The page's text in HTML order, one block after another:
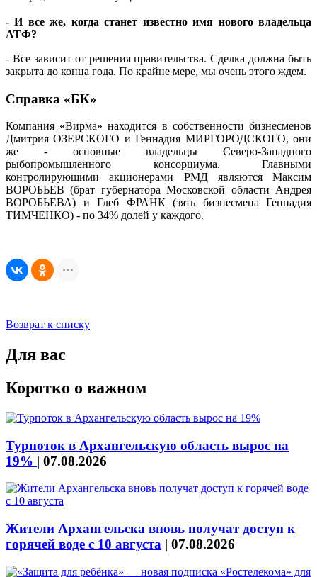
- И все же, когда станет известно имя нового владельца
АТФ?
- Все зависит от решения правительства. Сделка должна быть
закрыта до конца года. По крайне мере, мы очень этого ждем.
Справка «БК»
Компания «Вирма» находится в собственности бизнесменов
Дмитрия ОЗЕРСКОГО и Геннадия МИРГОРОДСКОГО, они
же - основные владельцы Северо-Западного
рыбопромышленного консорциума. Главными
контролирующими акционерами РМД являются Максим
ВОРОБЬЕВ (брат губернатора Московской области Андрея
ВОРОБЬЕВА) и Глеб ФРАНК (зять бизнесмена Геннадия
ТИМЧЕНКО) - по 34% долей у каждого.
Возврат к списку
Для вас
Коротко о важном
Турпоток в Архангельскую область вырос на
19% | 07.08.2026
Жители Архангельска вновь получат доступ к
горячей воде с 10 августа | 07.08.2026